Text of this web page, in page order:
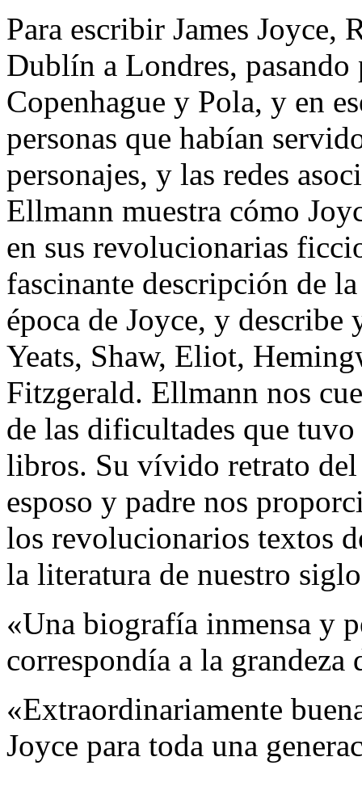
Para escribir James Joyce,
Dublín a Londres,
Copenhague y Pola, y en
personas que habían
personajes, y las redes
Ellmann muestra cómo
en sus revolucionarias
fascinante descripción de
época de Joyce, y describe
Yeats, Shaw, Eliot,
Fitzgerald. Ellmann nos
de las dificultades que
libros. Su vívido retrato
esposo y padre nos
los revolucionarios textos
la literatura de nuestro
«Una biografía inmensa y
correspondía a la
«Extraordinariamente
Joyce para toda una